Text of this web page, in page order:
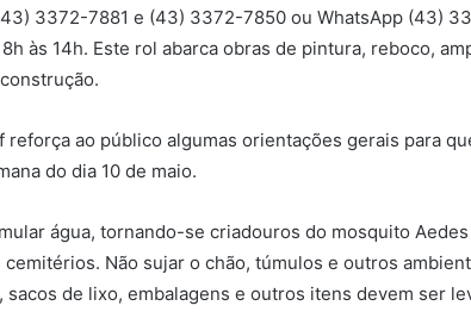
3372-7881 e (43) 3372-7850 ou WhatsApp (43)
às 14h. Este rol abarca obras de pintura, reboco,
reforça ao público algumas orientações gerais para
do dia 10 de maio.
água, tornando-se criadouros do mosquito
Não sujar o chão, túmulos e outros
de lixo, embalagens e outros itens devem ser